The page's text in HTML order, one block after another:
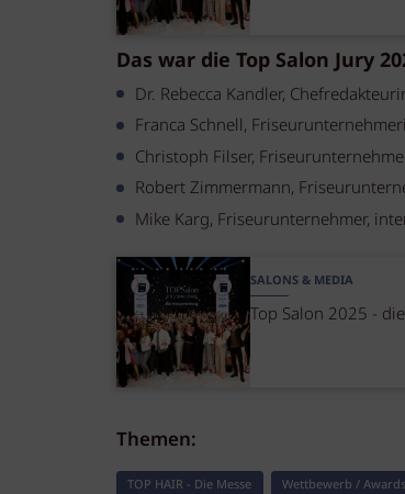
Das war die Top Salon Jury
Dr. Rebecca Kandler,
Franca Schnell,
Christoph Filser,
Robert Zimmermann,
Mike Karg, Friseurunternehmer,
SALONS & MEDIA
Top Salon 2025 -
Themen:
TOP HAIR - Die Messe Wettbewerb / Awards